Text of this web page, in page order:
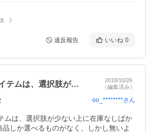
違反報告 いいね 0
テムは、選択肢が…
2018/10/26
（編集済み）
oo_********さん
ムは、選択肢が少ない上に在庫なしばか
品しか選べるものがなく、しかし無いよ